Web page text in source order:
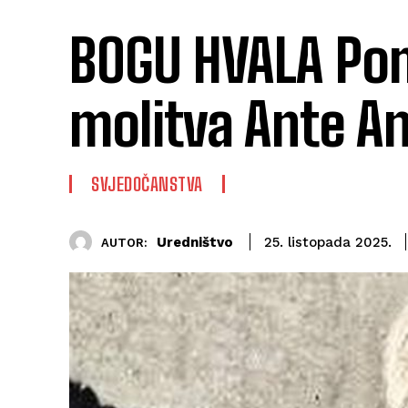
BOGU HVALA
molitva Ante
SVJEDOČANSTVA
AUTOR: Uredništvo 25. listopada 2025.